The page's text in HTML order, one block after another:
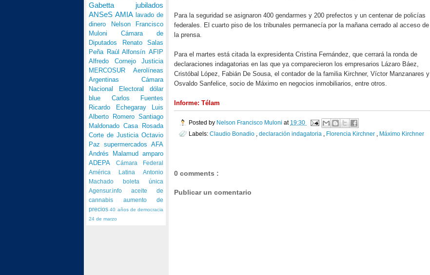
Para la seguridad se asignaron 400 gendarmes y 200 prefectos y un centenar de policías
federales. El cuarto piso de los tribunales permanecía por la mañana cerrado al acceso de
la prensa.
Para el martes está citada la expresidenta Cristina Fernández, que cerrará la ronda de
declaraciones indagatorias en las que ya comparecieron los empresarios Lázaro Báez,
Cristóbal López, Fabián De Sousa, el contador de la familia Kirchner, Víctor Manzanares y
Osvaldo Sanfelice, socio de Máximo en negocios inmobiliarios, entre otros.
Informe: Télam
Posted by Nelson Francisco Muloni at 19:30
Labels: Claudio Bonadio declaración indagatoria Florencia Kirchner Máximo Kirchner
0 comments :
Publicar un comentario
Gabetta jubilados
ANSeSAMIA lavado de
dinero
Nelson Francisco
Muloni Cámara de
Diputados
Renato Salas
Peña Raúl AlfonsínAFIP
Alfredo Cornejo Justicia
MERCOSUR Aerolíneas
Argentinas Cámara
Nacional Electoral dólar
blue Carlos Fuentes
Ricardo Echegaray
Luis
Alberto Romero Santiago
Maldonado Casa Rosada
Corte de Justicia Octavio
Paz supermercados AFA
Andrés Malamud amparo
ADEPA
Cámara Federal
América Latina Antonio
Machado boleta única
Agensur.info aceite de
cannabis aumento de
precios40 años de democracia
24 de marzo